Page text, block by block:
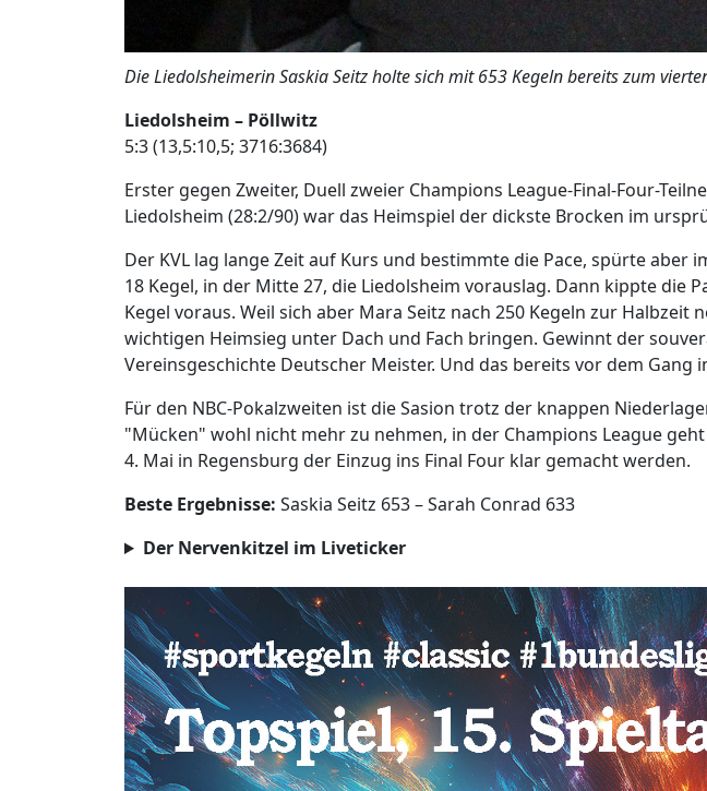
Die Liedolsheimerin Saskia Seitz holte sich mit 653 Kegeln bereits zum
Liedolsheim – Pöllwitz
5:3 (13,5:10,5; 3716:3684)
Erster gegen Zweiter, Duell zweier Champions League-Final-Four-
Liedolsheim (28:2/90) war das Heimspiel der dickste Brocken im
Der KVL lag lange Zeit auf Kurs und bestimmte die Pace, spürte
18 Kegel, in der Mitte 27, die Liedolsheim vorauslag. Dann kippte die
Kegel voraus. Weil sich aber Mara Seitz nach 250 Kegeln zur
wichtigen Heimsieg unter Dach und Fach bringen. Gewinnt der
Vereinsgeschichte Deutscher Meister. Und das bereits vor dem
Für den NBC-Pokalzweiten ist die Sasion trotz der knappen
"Mücken" wohl nicht mehr zu nehmen, in der Champions League
4. Mai in Regensburg der Einzug ins Final Four klar gemacht werden.
Beste Ergebnisse: Saskia Seitz 653 – Sarah Conrad 633
Der Nervenkitzel im Liveticker